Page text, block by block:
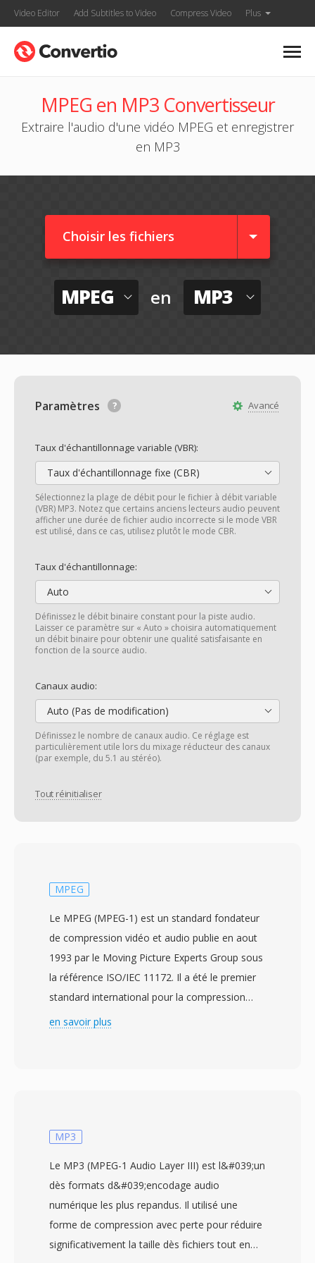
Video Editor Add Subtitles to Video Compress Video Plus
MPEG en MP3 Convertisseur
Extraire l'audio d'une vidéo MPEG et enregistrer
en MP3
Choisir les fichiers
MPEG en MP3
Avancé
Paramètres
Taux d'échantillonnage variable (VBR):
Taux d'échantillonnage fixe (CBR)
Sélectionnez la plage de débit pour le fichier à débit variable
(VBR) MP3. Notez que certains anciens lecteurs audio peuvent
afficher une durée de fichier audio incorrecte si le mode VBR
est utilisé, dans ce cas, utilisez plutôt le mode CBR.
Taux d'échantillonnage:
Auto
Définissez le débit binaire constant pour la piste audio.
Laisser ce paramètre sur « Auto » choisira automatiquement
un débit binaire pour obtenir une qualité satisfaisante en
fonction de la source audio.
Canaux audio:
Auto (Pas de modification)
Définissez le nombre de canaux audio. Ce réglage est
particulièrement utile lors du mixage réducteur des canaux
(par exemple, du 5.1 au stéréo).
Tout réinitialiser
MPEG
Le MPEG (MPEG-1) est un standard fondateur
de compression vidéo et audio publie en aout
1993 par le Moving Picture Experts Group sous
la référence ISO/IEC 11172. Il a été le premier
standard international pour la compression
avec perte d&#039;images animées et
mouvement, codage par transformée en
longueur variable, organises autour de trois
types d&#039;images : I-frames (intra-codees),
P-frames (predites) et B-frames (predites
bidirectionnellement). Le standard vise dès
débits autour de 1,5 Mbit/s pour l&#039;audio
en savoir plus
MP3
Le MP3 (MPEG-1 Audio Layer III) est l&#039;un
dès formats d&#039;encodage audio
numérique les plus repandus. Il utilisé une
forme de compression avec perte pour réduire
significativement la taille dès fichiers tout en